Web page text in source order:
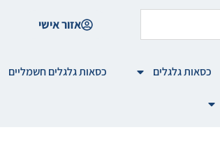
אזור אישי
כסאות גלגלים כסאות גלגלים חשמליים